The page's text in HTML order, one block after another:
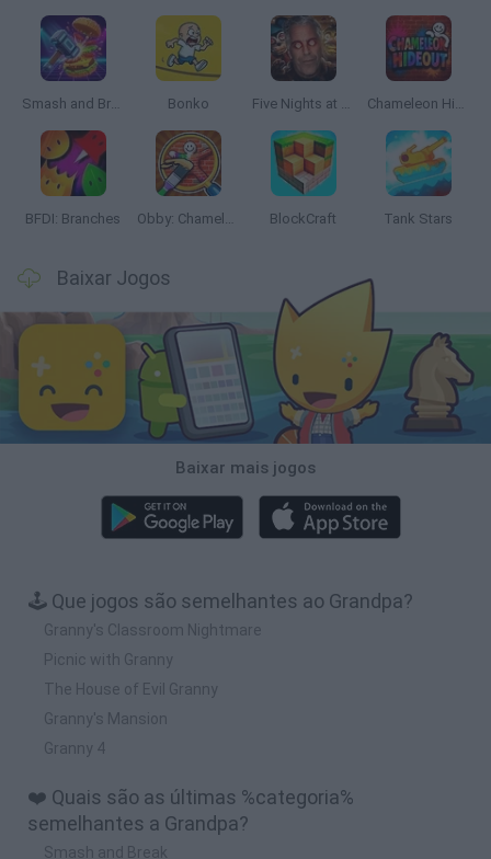
Smash and Break Bonko Five Nights at Epstein's Chameleon Hideout
BFDI: Branches Obby: Chameleon: Paint & Hide BlockCraft Tank Stars
Baixar Jogos
Baixar mais jogos
🕹️ Que jogos são semelhantes ao Grandpa?
Granny's Classroom Nightmare
Picnic with Granny
The House of Evil Granny
Granny's Mansion
Granny 4
❤️ Quais são as últimas %categoria%
semelhantes a Grandpa?
Smash and Break